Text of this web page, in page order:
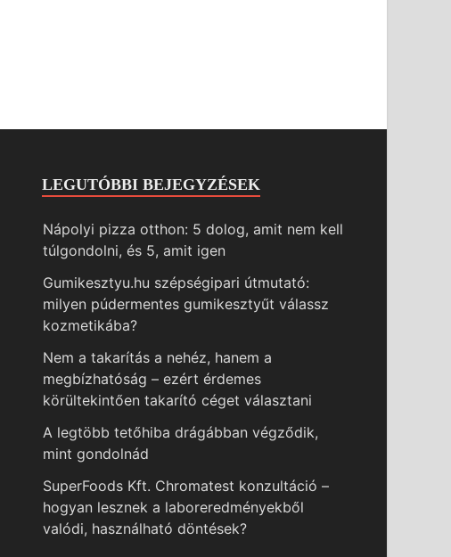
LEGUTÓBBI BEJEGYZÉSEK
Nápolyi pizza otthon: 5 dolog, amit nem kell
túlgondolni, és 5, amit igen
Gumikesztyu.hu szépségipari útmutató:
milyen púdermentes gumikesztyűt válassz
kozmetikába?
Nem a takarítás a nehéz, hanem a
megbízhatóság – ezért érdemes
körültekintően takarító céget választani
A legtöbb tetőhiba drágábban végződik,
mint gondolnád
SuperFoods Kft. Chromatest konzultáció –
hogyan lesznek a laboreredményekből
valódi, használható döntések?